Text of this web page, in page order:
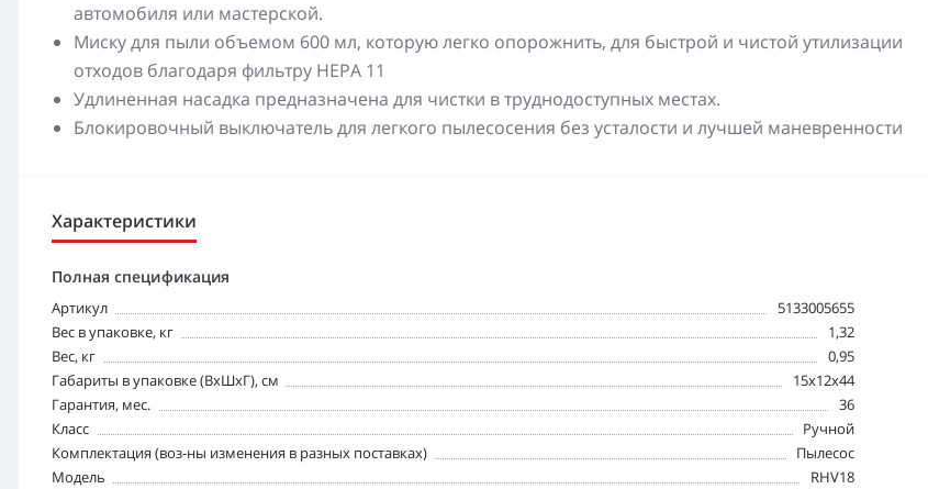
автомобиля или мастерской.
Миску для пыли объемом 600 мл, которую легко опорожнить, для быстрой и чистой утилизации
отходов благодаря фильтру HEPA 11
Удлиненная насадка предназначена для чистки в труднодоступных местах.
Блокировочный выключатель для легкого пылесосения без усталости и лучшей маневренности
Характеристики
Полная спецификация
Артикул
5133005655
Вес в упаковке, кг
1,32
Вес, кг
0,95
Габариты в упаковке (ВхШхГ), см
15x12x44
Гарантия, мес.
36
Класс
Ручной
Комплектация (воз-ны изменения в разных поставках)
Пылесос
Модель
RHV18